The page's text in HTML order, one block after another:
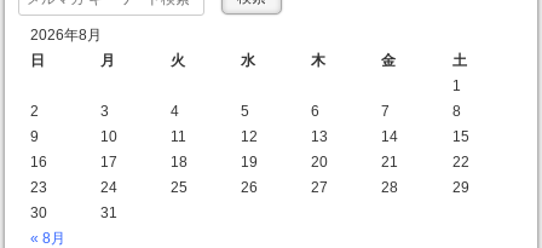
2026年8月
日
月 火 水 木 金 土
« 8月
1
2
3 4 5 6 7
8
9
10 11 12 13 14
15
16
17 18 19 20 21
22
23
24 25 26 27 28
29
30
31